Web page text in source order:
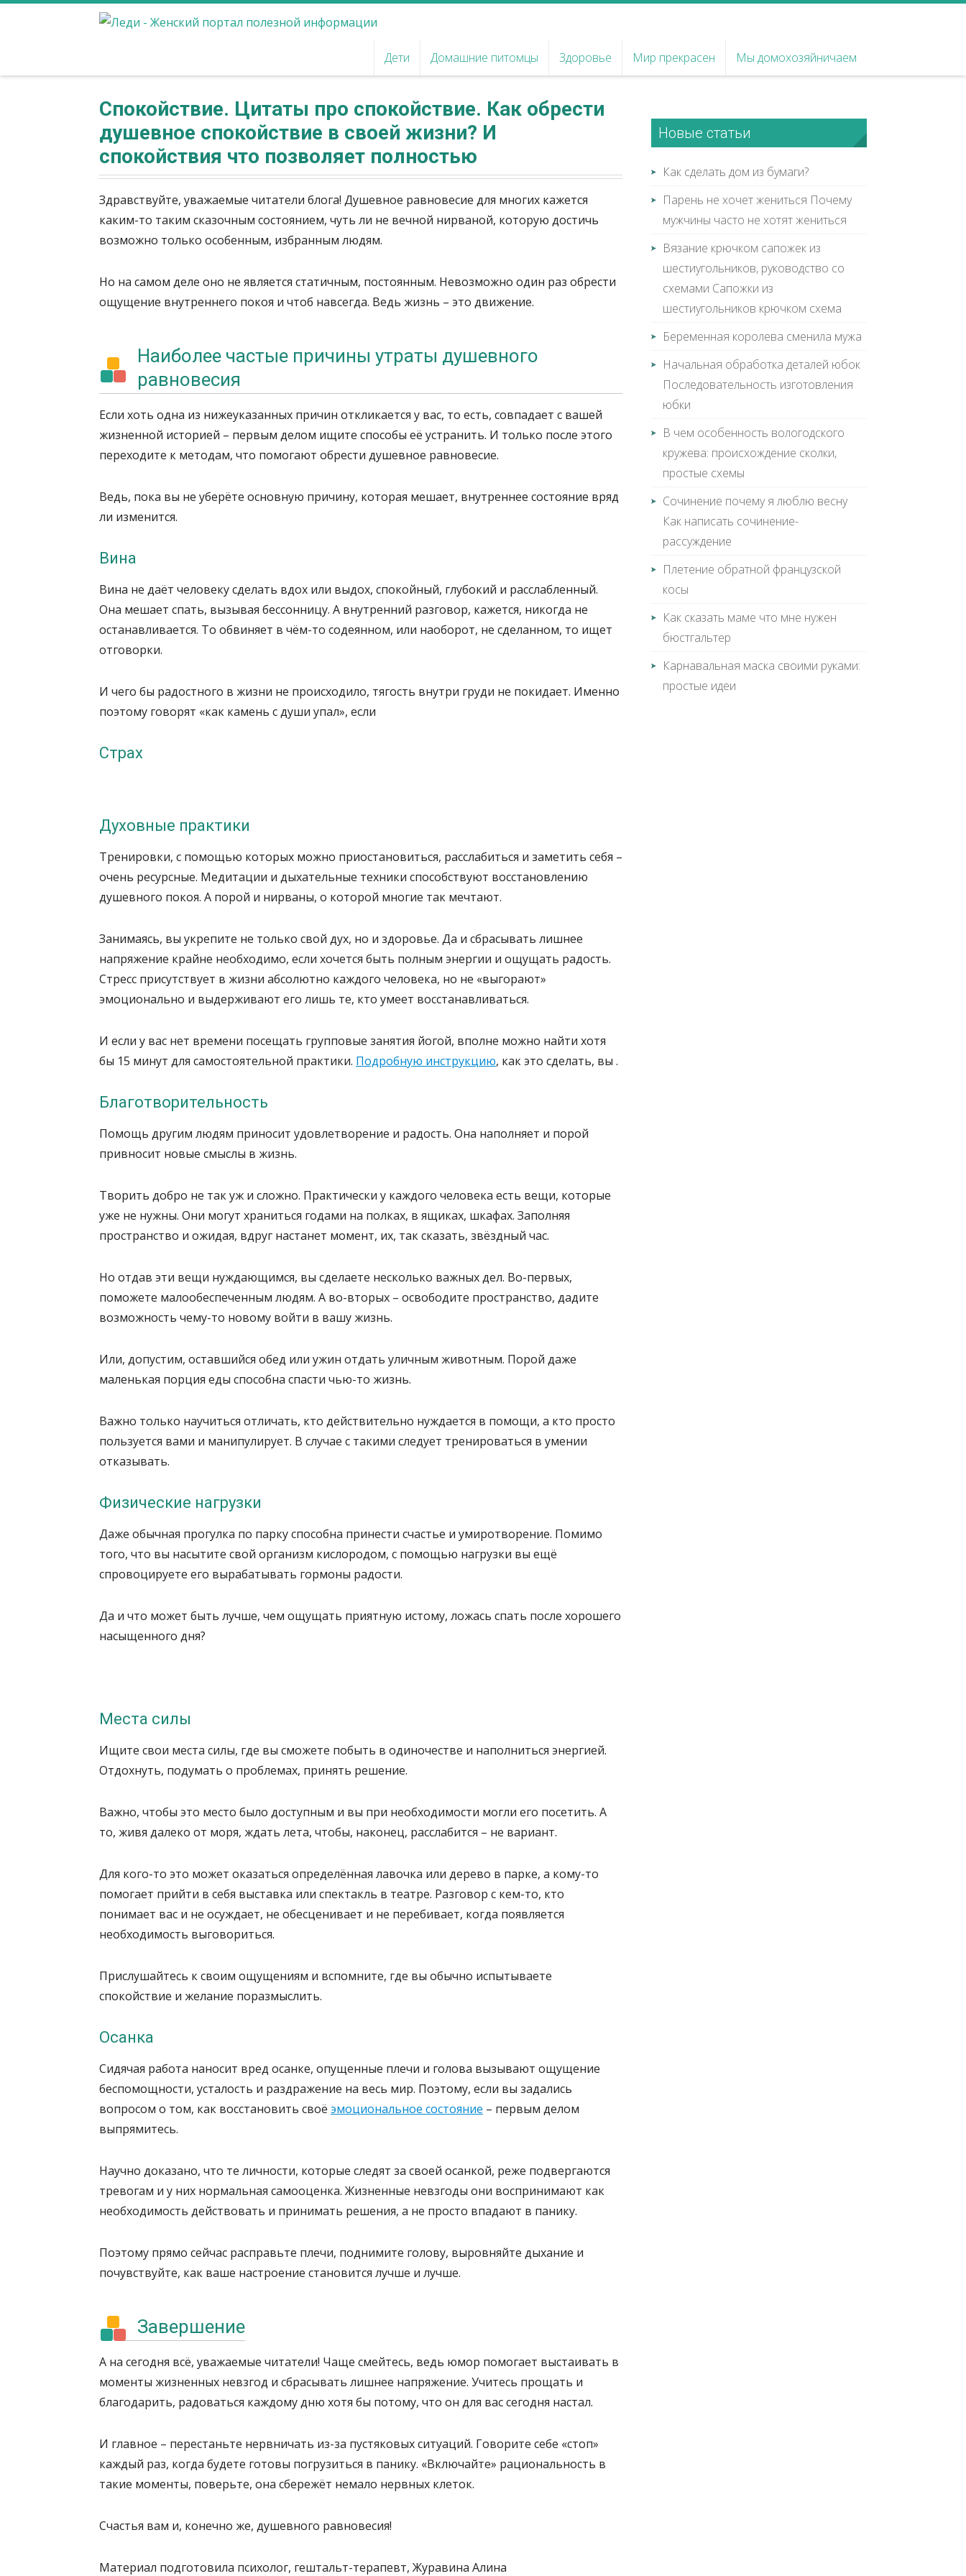
Дети Домашние питомцы Здоровье Мир прекрасен Мы домохозяйничаем
Спокойствие. Цитаты про спокойствие. Как обрести
душевное спокойствие в своей жизни? И
спокойствия что позволяет полностью
Здравствуйте, уважаемые читатели блога! Душевное равновесие для многих кажется
каким-то таким сказочным состоянием, чуть ли не вечной нирваной, которую достичь
возможно только особенным, избранным людям.
Но на самом деле оно не является статичным, постоянным. Невозможно один раз обрести
ощущение внутреннего покоя и чтоб навсегда. Ведь жизнь – это движение.
Наиболее частые причины утраты душевного
равновесия
Если хоть одна из нижеуказанных причин откликается у вас, то есть, совпадает с вашей
жизненной историей – первым делом ищите способы её устранить. И только после этого
переходите к методам, что помогают обрести душевное равновесие.
Ведь, пока вы не уберёте основную причину, которая мешает, внутреннее состояние вряд
ли изменится.
Вина
Вина не даёт человеку сделать вдох или выдох, спокойный, глубокий и расслабленный.
Она мешает спать, вызывая бессонницу. А внутренний разговор, кажется, никогда не
останавливается. То обвиняет в чём-то содеянном, или наоборот, не сделанном, то ищет
отговорки.
И чего бы радостного в жизни не происходило, тягость внутри груди не покидает. Именно
поэтому говорят «как камень с души упал», если
Страх
Духовные практики
Тренировки, с помощью которых можно приостановиться, расслабиться и заметить себя –
очень ресурсные. Медитации и дыхательные техники способствуют восстановлению
душевного покоя. А порой и нирваны, о которой многие так мечтают.
Занимаясь, вы укрепите не только свой дух, но и здоровье. Да и сбрасывать лишнее
напряжение крайне необходимо, если хочется быть полным энергии и ощущать радость.
Стресс присутствует в жизни абсолютно каждого человека, но не «выгорают»
эмоционально и выдерживают его лишь те, кто умеет восстанавливаться.
И если у вас нет времени посещать групповые занятия йогой, вполне можно найти хотя
бы 15 минут для самостоятельной практики. Подробную инструкцию, как это сделать, вы .
Благотворительность
Помощь другим людям приносит удовлетворение и радость. Она наполняет и порой
привносит новые смыслы в жизнь.
Творить добро не так уж и сложно. Практически у каждого человека есть вещи, которые
уже не нужны. Они могут храниться годами на полках, в ящиках, шкафах. Заполняя
пространство и ожидая, вдруг настанет момент, их, так сказать, звёздный час.
Но отдав эти вещи нуждающимся, вы сделаете несколько важных дел. Во-первых,
поможете малообеспеченным людям. А во-вторых – освободите пространство, дадите
возможность чему-то новому войти в вашу жизнь.
Или, допустим, оставшийся обед или ужин отдать уличным животным. Порой даже
маленькая порция еды способна спасти чью-то жизнь.
Важно только научиться отличать, кто действительно нуждается в помощи, а кто просто
пользуется вами и манипулирует. В случае с такими следует тренироваться в умении
отказывать.
Физические нагрузки
Даже обычная прогулка по парку способна принести счастье и умиротворение. Помимо
того, что вы насытите свой организм кислородом, с помощью нагрузки вы ещё
спровоцируете его вырабатывать гормоны радости.
Да и что может быть лучше, чем ощущать приятную истому, ложась спать после хорошего
насыщенного дня?
Места силы
Ищите свои места силы, где вы сможете побыть в одиночестве и наполниться энергией.
Отдохнуть, подумать о проблемах, принять решение.
Важно, чтобы это место было доступным и вы при необходимости могли его посетить. А
то, живя далеко от моря, ждать лета, чтобы, наконец, расслабится – не вариант.
Для кого-то это может оказаться определённая лавочка или дерево в парке, а кому-то
помогает прийти в себя выставка или спектакль в театре. Разговор с кем-то, кто
понимает вас и не осуждает, не обесценивает и не перебивает, когда появляется
необходимость выговориться.
Прислушайтесь к своим ощущениям и вспомните, где вы обычно испытываете
спокойствие и желание поразмыслить.
Осанка
Сидячая работа наносит вред осанке, опущенные плечи и голова вызывают ощущение
беспомощности, усталость и раздражение на весь мир. Поэтому, если вы задались
вопросом о том, как восстановить своё эмоциональное состояние – первым делом
выпрямитесь.
Научно доказано, что те личности, которые следят за своей осанкой, реже подвергаются
тревогам и у них нормальная самооценка. Жизненные невзгоды они воспринимают как
необходимость действовать и принимать решения, а не просто впадают в панику.
Поэтому прямо сейчас расправьте плечи, поднимите голову, выровняйте дыхание и
почувствуйте, как ваше настроение становится лучше и лучше.
Завершение
А на сегодня всё, уважаемые читатели! Чаще смейтесь, ведь юмор помогает выстаивать в
моменты жизненных невзгод и сбрасывать лишнее напряжение. Учитесь прощать и
благодарить, радоваться каждому дню хотя бы потому, что он для вас сегодня настал.
И главное – перестаньте нервничать из-за пустяковых ситуаций. Говорите себе «стоп»
каждый раз, когда будете готовы погрузиться в панику. «Включайте» рациональность в
такие моменты, поверьте, она сбережёт немало нервных клеток.
Счастья вам и, конечно же, душевного равновесия!
Материал подготовила психолог, гештальт-терапевт, Журавина Алина
Новые статьи
Как сделать дом из бумаги?
Парень не хочет жениться Почему
мужчины часто не хотят жениться
Вязание крючком сапожек из
шестиугольников, руководство со
схемами Сапожки из
шестиугольников крючком схема
Беременная королева сменила мужа
Начальная обработка деталей юбок
Последовательность изготовления
юбки
В чем особенность вологодского
кружева: происхождение сколки,
простые схемы
Сочинение почему я люблю весну
Как написать сочинение-
рассуждение
Плетение обратной французской
косы
Как сказать маме что мне нужен
бюстгальтер
Карнавальная маска своими руками:
простые идеи